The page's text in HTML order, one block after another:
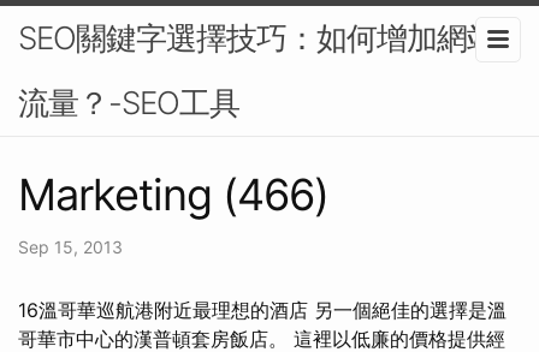
SEO關鍵字選擇技巧：如何增加網站
流量？-SEO工具
Marketing (466)
Sep 15, 2013
16溫哥華巡航港附近最理想的酒店 另一個絕佳的選擇是溫
哥華市中心的漢普頓套房飯店。 這裡以低廉的價格提供經